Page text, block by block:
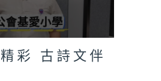
彩 古詩文伴